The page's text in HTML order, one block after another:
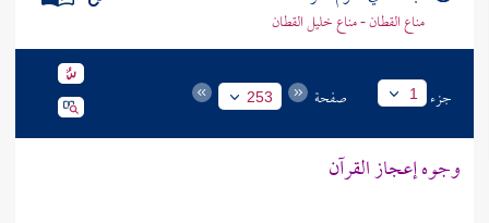
مناع القطان - مناع خليل القطان
جزء 1 صفحة 253
وجوه إعجاز القرآن